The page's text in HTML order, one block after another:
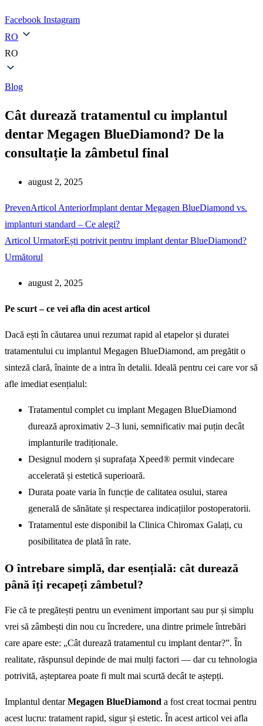
Facebook Instagram
RO
RO
Blog
Cât durează tratamentul cu implantul
dentar Megagen BlueDiamond? De la
consultație la zâmbetul final
august 2, 2025
PrevenArticol AnteriorImplant dentar Megagen BlueDiamond vs.
implanturi standard – Ce alegi?
Articol UrmatorEști potrivit pentru implant dentar BlueDiamond?
Următorul
august 2, 2025
Pe scurt – ce vei afla din acest articol
Dacă ești în căutarea unui rezumat rapid al etapelor și duratei
tratamentului cu implantul Megagen BlueDiamond, am pregătit o
sinteză clară, înainte de a intra în detalii. Ideală pentru cei care vor să
afle imediat esențialul:
Tratamentul complet cu implant Megagen BlueDiamond
durează aproximativ 2–3 luni, semnificativ mai puțin decât
implanturile tradiționale.
Designul modern și suprafața Xpeed® permit vindecare
accelerată și estetică superioară.
Durata poate varia în funcție de calitatea osului, starea
generală de sănătate și respectarea indicațiilor postoperatorii.
Tratamentul este disponibil la Clinica Chiromax Galați, cu
posibilitatea de plată în rate.
O întrebare simplă, dar esențială: cât durează
până îți recapeți zâmbetul?
Fie că te pregătești pentru un eveniment important sau pur și simplu
vrei să zâmbești din nou cu încredere, una dintre primele întrebări
care apare este: „Cât durează tratamentul cu implant dentar?”. În
realitate, răspunsul depinde de mai mulți factori — dar cu tehnologia
potrivită, așteptarea poate fi mult mai scurtă decât te aștepți.
Implantul dentarMegagen BlueDiamond a fost creat tocmai pentru
acest lucru: tratament rapid, sigur și estetic. În acest articol vei afla